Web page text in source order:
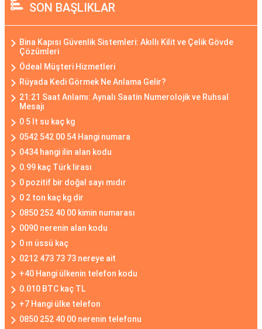
SON BAŞLIKLAR
Bina Kapısı Güvenlik Sistemleri: Akıllı Kilit ve Çelik Gövde
Çözümleri
Ödeal Müşteri Hizmetleri
Rüyada Kedi Görmek Ne Anlama Gelir?
21:21 Saat Anlamı: Aynalı Saatin Numerolojik ve Ruhsal
Mesajı
0 5 lt su kaç kg
0542 542 00 54 Hangi numara
0434 hangi ilin alan kodu
0.99 kaç Türk lirası
0 pozitif bir doğal sayı mıdır
0 2 ton kaç kg dir
0850 252 40 00 kimin numarası
0090 nerenin alan kodu
0 ın üssü kaç
0212 473 73 73 nereye ait
+40 Hangi ülkenin telefon kodu
0.010 BTC kaç TL
+7 Hangi ülke telefon
0850 252 40 00 nerenin telefonu